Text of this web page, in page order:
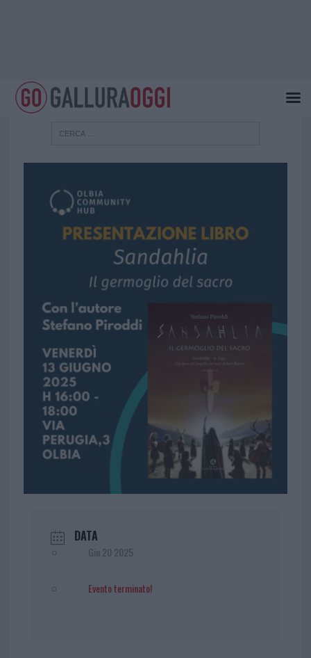
DATA
Giu 20 2025
Evento terminato!